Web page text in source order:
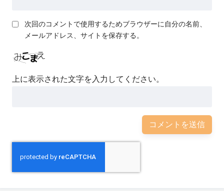
次回のコメントで使用するためブラウザーに自分の名前、
メールアドレス、サイトを保存する。
上に表示された文字を入力してください。